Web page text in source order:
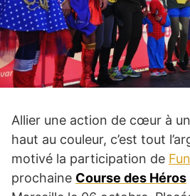
Allier une action de cœur à
haut au couleur, c’est tout
motivé la participation de
prochaine Course des Héros